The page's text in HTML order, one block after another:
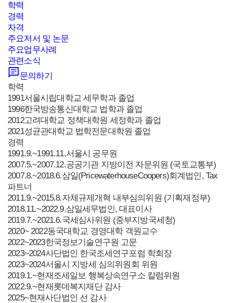
학력
경력
자격
주요저서 및 논문
주요업무사례
관련소식
문의하기
학력
1991서울시립대학교 세무학과 졸업
1996한국방송통신대학교 법학과 졸업
2012고려대학교 정책대학원 세정학과 졸업
2021성균관대학교 법학전문대학원 졸업
경력
1991.9.~1991.11.서울시 공무원
2007.5.~2007.12.공공기관 지방이전 자문위원 (국토교통부)
2007.8.~2018.6.삼일(PricewaterhouseCoopers)회계법인, Tax
파트너
2011.9.~2015.8.자체규제개혁 내부심의위원 (기획재정부)
2018.11.~2022.9.삼일세무법인, 대표이사
2019.7.~2021.6.국세심사위원 (중부지방국세청)
2020~ 2022동국대학교 경영대학 객원교수
2022~2023한국정보기술연구원 고문
2023~2024사단법인 한국조세연구포럼 학회장
2023~2024서울시 지방세 심의위원회 위원
2019.1.~현재조세일보 행복상속연구소 칼럼위원
2022.9.~현재롯데복지재단 감사
2025~현재사단법인 선 감사